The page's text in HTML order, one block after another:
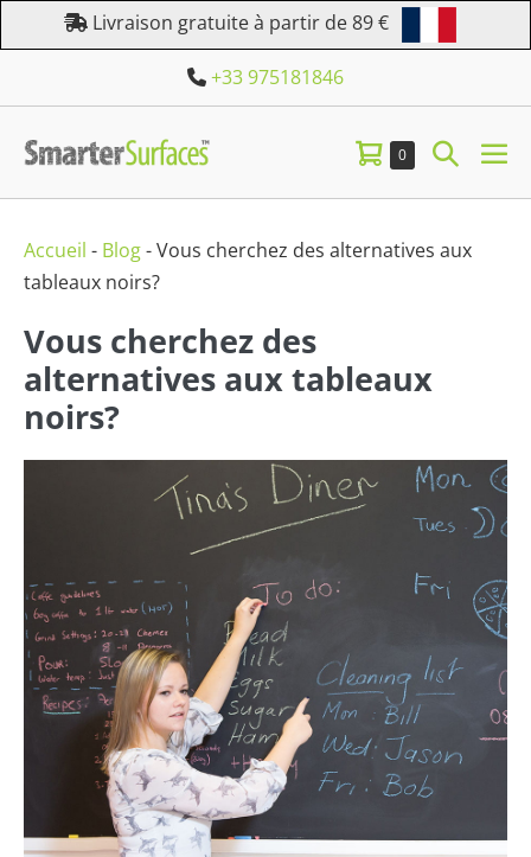
au
Livraison gratuite à partir de 89 €
+33 975181846
Panier
d’achat
0Éléments
le
la
le
Accueil - Blog-Vous cherchez des alternatives aux
tableaux noirs?
Vous cherchez des
alternatives aux tableaux
noirs?